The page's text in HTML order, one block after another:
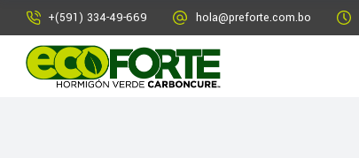
+(591) 334-49-669 hola@preforte.com.bo